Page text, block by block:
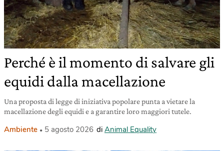
Perché è il momento di salvare gli
equidi dalla macellazione
Una proposta di legge di iniziativa popolare punta a vietare la
macellazione degli equidi e a garantire loro maggiori tutele.
Ambiente 5 agosto 2026 di Animal Equality